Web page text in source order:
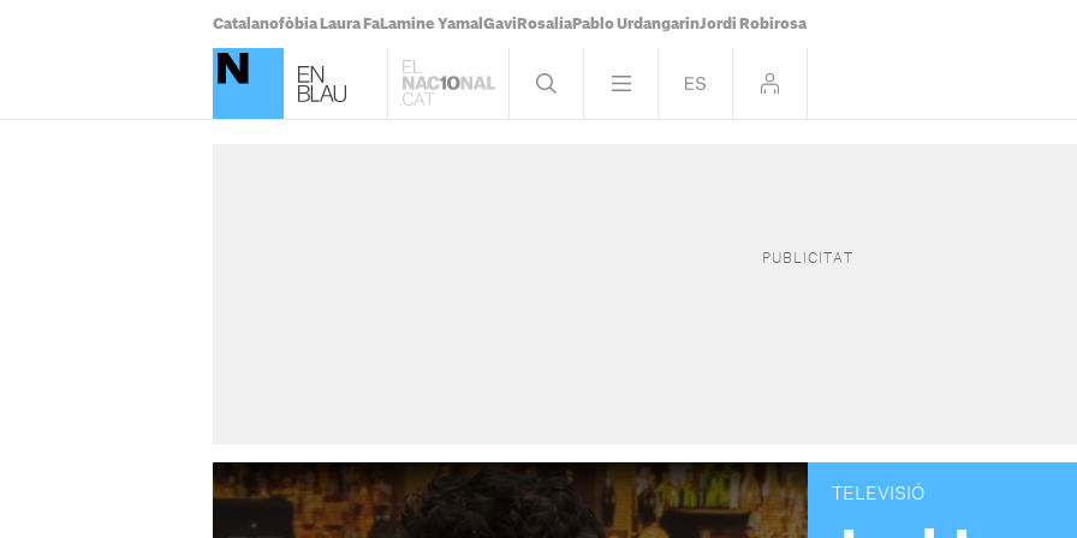
Catalanofòbia Laura Fa Lamine Yamal Gavi Rosalía Pablo UrdangarinJordi Robirosa
TELEVISIÓ